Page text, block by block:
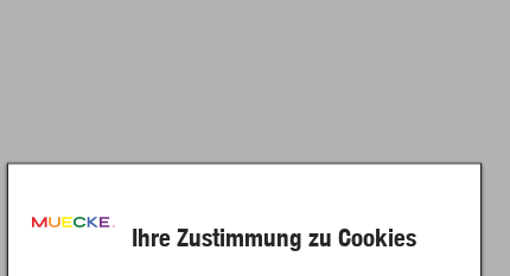
Ihre Zustimmung zu Cookies